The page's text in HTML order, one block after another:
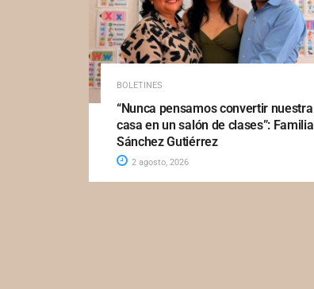
BOLETINES
“Nunca pensamos convertir nuestra
casa en un salón de clases”: Familia
Sánchez Gutiérrez
2 agosto, 2026